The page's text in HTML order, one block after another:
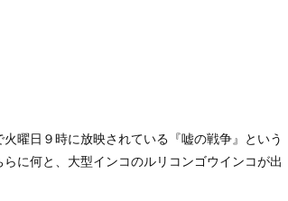
曜日９時に放映されている『嘘の戦争』という
らに何と、大型インコのルリコンゴウインコが出